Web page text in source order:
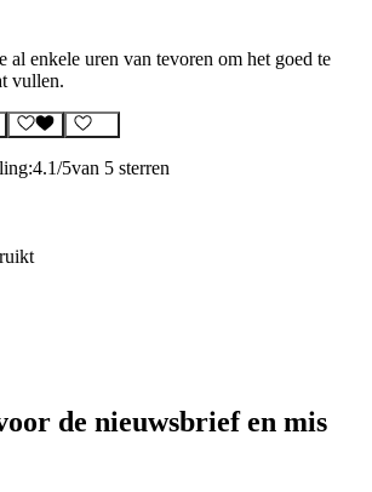
al enkele uren van tevoren om het goed te
vullen.
4.1/5van 5 sterren
de nieuwsbrief en mis